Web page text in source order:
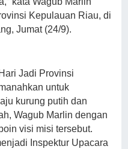
Kepulauan Riau, di
Jumat (24/9).
Jadi Provinsi
untuk
kurung putih dan
Wagub Marlin dengan
visi misi tersebut.
Inspektur Upacara